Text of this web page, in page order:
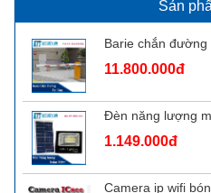
Sản
Barie chắn đường
11.800.000đ
Đèn năng lượng
1.149.000đ
Camera ip wifi